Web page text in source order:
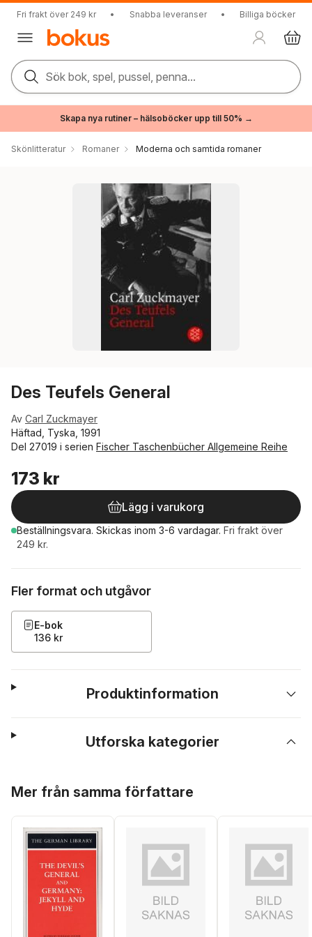
Fri frakt över 249 kr • Snabba leveranser • Billiga böcker
Sök bok, spel, pussel, penna...
Skapa nya rutiner – hälsoböcker upp till 50% →
Skönlitteratur Romaner Moderna och samtida romaner
Des Teufels General
Av Carl Zuckmayer
Häftad, Tyska, 1991
Del 27019 i serien Fischer Taschenbücher Allgemeine Reihe
173 kr
Lägg i varukorg
Beställningsvara. Skickas inom 3-6 vardagar. Fri frakt över
249 kr.
Fler format och utgåvor
E-bok
136 kr
Produktinformation
Utforska kategorier
Mer från samma författare